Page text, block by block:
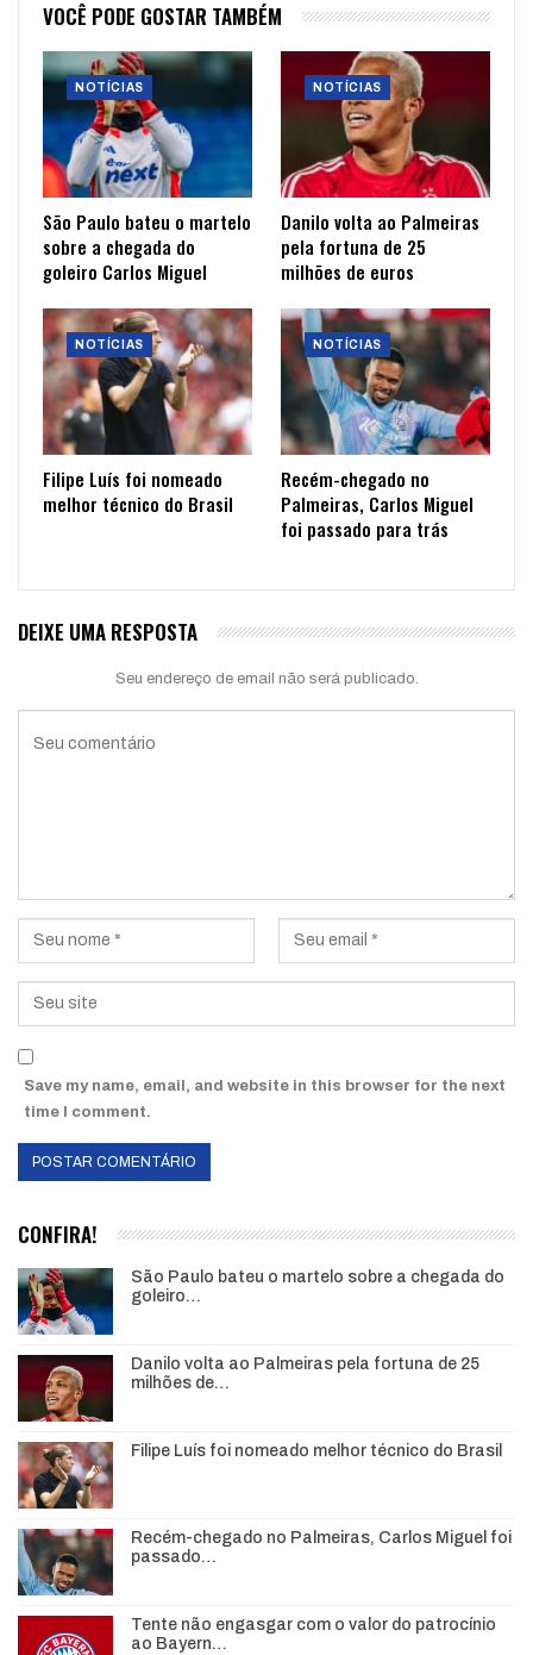
VOCÊ PODE GOSTAR TAMBÉM
NOTÍCIAS
São Paulo bateu o martelo
sobre a chegada do
goleiro Carlos Miguel
NOTÍCIAS
Danilo volta ao Palmeiras
pela fortuna de 25
milhões de euros
NOTÍCIAS
Filipe Luís foi nomeado
melhor técnico do Brasil
NOTÍCIAS
Recém-chegado no
Palmeiras, Carlos Miguel
foi passado para trás
DEIXE UMA RESPOSTA
Seu endereço de email não será publicado.
Save my name, email, and website in this browser for the next
time I comment.
CONFIRA!
São Paulo bateu o martelo sobre a chegada do
goleiro…
Danilo volta ao Palmeiras pela fortuna de 25
milhões de…
Filipe Luís foi nomeado melhor técnico do Brasil
Recém-chegado no Palmeiras, Carlos Miguel foi
passado…
Tente não engasgar com o valor do patrocínio
ao Bayern…